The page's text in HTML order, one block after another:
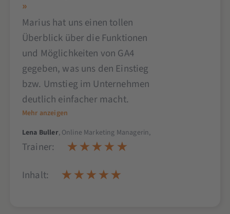
Marius hat uns einen tollen
Überblick über die Funktionen
und Möglichkeiten von GA4
gegeben, was uns den Einstieg
bzw. Umstieg im Unternehmen
deutlich einfacher macht.
Mehr anzeigen
Lena Buller, Online Marketing Managerin,
Trainer:
Inhalt: